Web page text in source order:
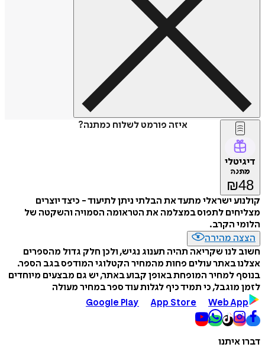
איזה פורמט לשלוח כמתנה?
דיגיטלי
מתנה
₪48
קולנוע ישראלי מתעד את הבלתי ניתן לתיעוד - כיצד יוצרים
מצליחים לתפוס במצלמה את הטראומה הסמויה והשקטה של
הלומי הקרב.
הצצה מהירה
חשוב לנו שקריאה תהיה תענוג נגיש, ולכן חלק גדול מהספרים
אצלנו באתר עולים פחות מהמחיר הקטלוגי המודפס בגב הספר.
בנוסף למחיר המופחת באופן קבוע באתר, יש גם מבצעים מיוחדים
לזמן מוגבל, כי תמיד כיף לגלות עוד ספר במחיר מעולה
Google Play
App Store Web App
דברו איתנו